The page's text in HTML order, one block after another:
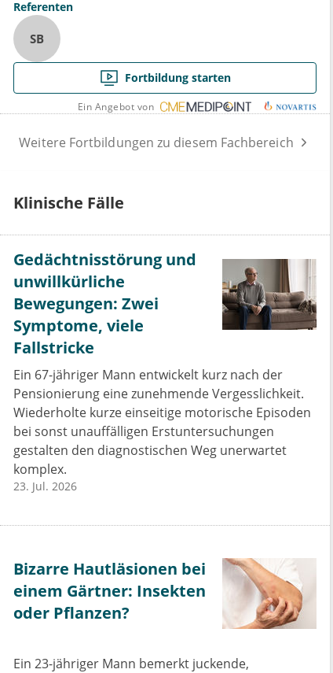
Referenten
SB
Fortbildung starten
Ein Angebot von
Weitere Fortbildungen zu diesem Fachbereich
Klinische Fälle
Gedächtnisstörung und
unwillkürliche
Bewegungen: Zwei
Symptome, viele
Fallstricke
Ein 67-jähriger Mann entwickelt kurz nach der
Pensionierung eine zunehmende Vergesslichkeit.
Wiederholte kurze einseitige motorische Episoden
bei sonst unauffälligen Erstuntersuchungen
gestalten den diagnostischen Weg unerwartet
komplex.
23. Jul. 2026
Bizarre Hautläsionen bei
einem Gärtner: Insekten
oder Pflanzen?
Ein 23-jähriger Mann bemerkt juckende,